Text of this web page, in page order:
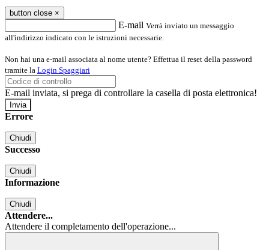
button close ×
E-mail Verrà inviato un messaggio
all'indirizzo indicato con le istruzioni necessarie.
Non hai una e-mail associata al nome utente? Effettua il reset della password
tramite la Login Spaggiari
E-mail inviata, si prega di controllare la casella di posta elettronica!
Errore
Chiudi
Successo
Chiudi
Informazione
Chiudi
Attendere...
Attendere il completamento dell'operazione...